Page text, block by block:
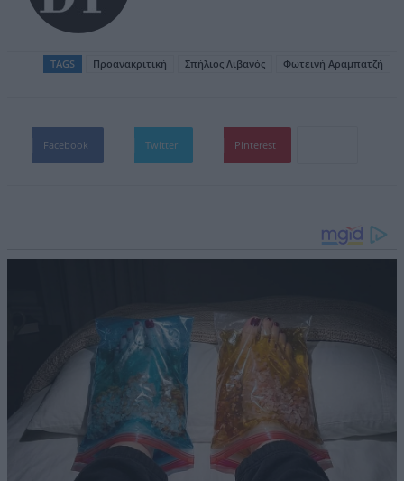
TAGS Προανακριτική Σπήλιος Λιβανός Φωτεινή Αραμπατζή
Facebook Twitter Pinterest